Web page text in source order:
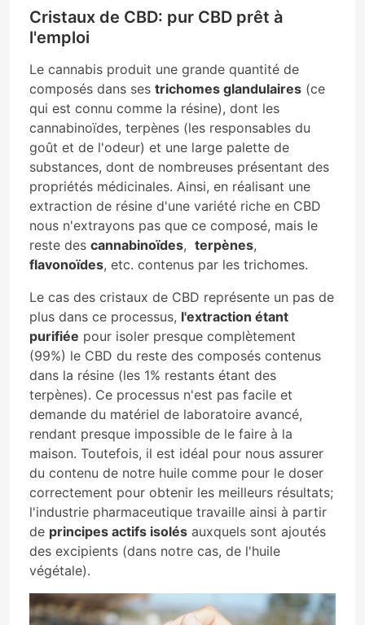
Cristaux de CBD: pur CBD prêt à
l'emploi
Le cannabis produit une grande quantité de
composés dans ses trichomes glandulaires (ce
qui est connu comme la résine), dont les
cannabinoïdes, terpènes (les responsables du
goût et de l'odeur) et une large palette de
substances, dont de nombreuses présentant des
propriétés médicinales. Ainsi, en réalisant une
extraction de résine d'une variété riche en CBD
nous n'extrayons pas que ce composé, mais le
reste des cannabinoïdes, terpènes,
flavonoïdes, etc. contenus par les trichomes.
Le cas des cristaux de CBD représente un pas de
plus dans ce processus, l'extraction étant
purifiée pour isoler presque complètement
(99%) le CBD du reste des composés contenus
dans la résine (les 1% restants étant des
terpènes). Ce processus n'est pas facile et
demande du matériel de laboratoire avancé,
rendant presque impossible de le faire à la
maison. Toutefois, il est idéal pour nous assurer
du contenu de notre huile comme pour le doser
correctement pour obtenir les meilleurs résultats;
l'industrie pharmaceutique travaille ainsi à partir
de principes actifs isolés auxquels sont ajoutés
des excipients (dans notre cas, de l'huile
végétale).